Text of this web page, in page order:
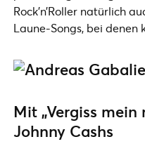
Rock’n’Roller natürlich
Laune-Songs, bei denen
Mit „Vergiss
Johnny Cashs